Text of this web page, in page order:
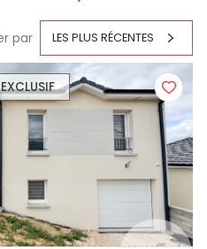
par LES PLUS RÉCENTES
EXCLUSIF